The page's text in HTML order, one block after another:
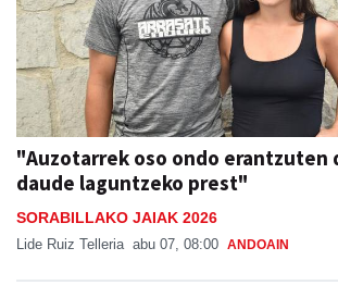
"Auzotarrek oso ondo erantzuten
daude laguntzeko prest"
SORABILLAKO JAIAK 2026
Lide Ruiz Telleria abu 07, 08:00 ANDOAIN